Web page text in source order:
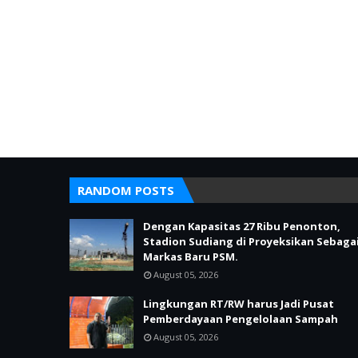
RANDOM POSTS
Dengan Kapasitas 27 Ribu Penonton,
Stadion Sudiang di Proyeksikan
Markas Baru PSM.
August 05, 2026
Lingkungan RT/RW harus Jadi Pusat
Pemberdayaan Pengelolaan Sampah
August 05, 2026